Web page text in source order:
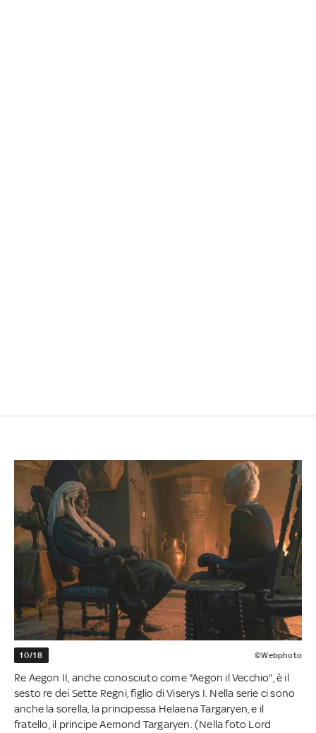
10/18 ©Webphoto
Re Aegon II, anche conosciuto come "Aegon il Vecchio", è il
sesto re dei Sette Regni, figlio di Viserys I. Nella serie ci sono
anche la sorella, la principessa Helaena Targaryen, e il
fratello, il principe Aemond Targaryen. (Nella foto Lord